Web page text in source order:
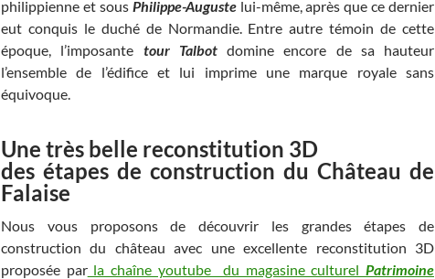
philippienne et sous Philippe-Augustelui-même, après que ce dernier
eut conquis le duché de Normandie. Entre autre témoin de cette
époque, l’imposante tour Talbotdomine encore de sa hauteur
l’ensemble de l’édifice et lui imprime une marque royale sans
équivoque.
Une très belle reconstitution 3D
des étapes de construction du Château de
Falaise
Nous vous proposons de découvrir les grandes étapes de
construction du château avec une excellente reconstitution 3D
proposée parla chaîne youtube du magasine culturel Patrimoine